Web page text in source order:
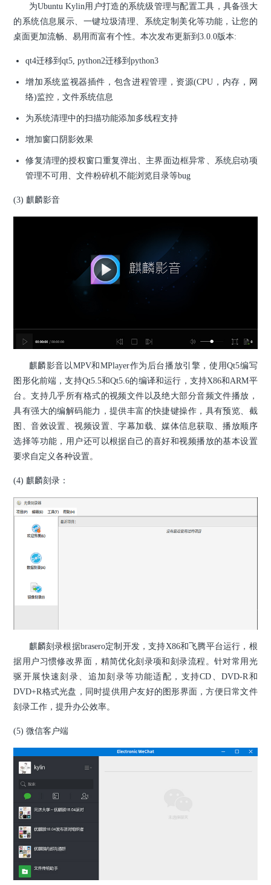
为Ubuntu Kylin用户打造的系统级管理与配置工具，具备强大
的系统信息展示、一键垃圾清理、系统定制美化等功能，让您的
桌面更加流畅、易用而富有个性。本次发布更新到3.0.0版本:
qt4迁移到qt5, python2迁移到python3
增加系统监视器插件，包含进程管理，资源(CPU，内存，网
络)监控，文件系统信息
为系统清理中的扫描功能添加多线程支持
增加窗口阴影效果
修复清理的授权窗口重复弹出、主界面边框异常、系统启动项
管理不可用、文件粉碎机不能浏览目录等bug
(3) 麒麟影音
麒麟影音以MPV和MPlayer作为后台播放引擎，使用Qt5编写
图形化前端，支持Qt5.5和Qt5.6的编译和运行，支持X86和ARM平
台。支持几乎所有格式的视频文件以及绝大部分音频文件播放，
具有强大的编解码能力，提供丰富的快捷键操作，具有预览、截
图、音效设置、视频设置、字幕加载、媒体信息获取、播放顺序
选择等功能，用户还可以根据自己的喜好和视频播放的基本设置
要求自定义各种设置。
(4) 麒麟刻录：
麒麟刻录根据brasero定制开发，支持X86和飞腾平台运行，根
据用户习惯修改界面，精简优化刻录项和刻录流程。针对常用光
驱开展快速刻录、追加刻录等功能适配，支持CD、DVD-R和
DVD+R格式光盘，同时提供用户友好的图形界面，方便日常文件
刻录工作，提升办公效率。
(5) 微信客户端